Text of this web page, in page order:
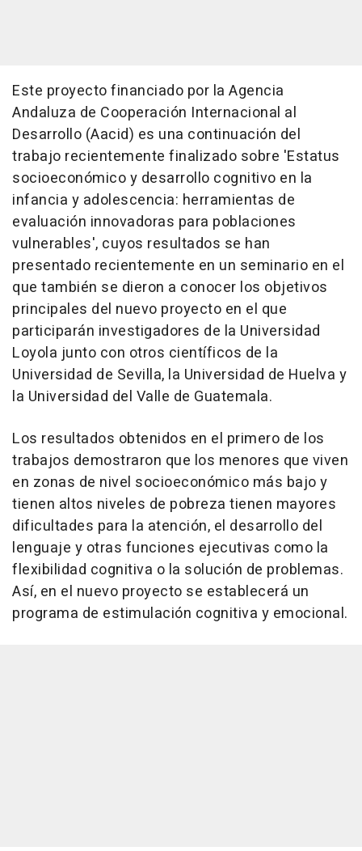
Este proyecto financiado por la Agencia
Andaluza de Cooperación Internacional al
Desarrollo (Aacid) es una continuación del
trabajo recientemente finalizado sobre 'Estatus
socioeconómico y desarrollo cognitivo en la
infancia y adolescencia: herramientas de
evaluación innovadoras para poblaciones
vulnerables', cuyos resultados se han
presentado recientemente en un seminario en el
que también se dieron a conocer los objetivos
principales del nuevo proyecto en el que
participarán investigadores de la Universidad
Loyola junto con otros científicos de la
Universidad de Sevilla, la Universidad de Huelva y
la Universidad del Valle de Guatemala.
Los resultados obtenidos en el primero de los
trabajos demostraron que los menores que viven
en zonas de nivel socioeconómico más bajo y
tienen altos niveles de pobreza tienen mayores
dificultades para la atención, el desarrollo del
lenguaje y otras funciones ejecutivas como la
flexibilidad cognitiva o la solución de problemas.
Así, en el nuevo proyecto se establecerá un
programa de estimulación cognitiva y emocional.